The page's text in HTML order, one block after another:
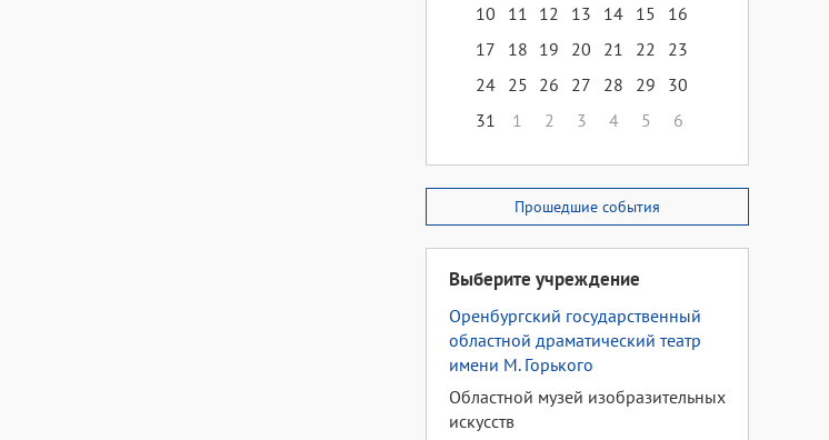
10
11 12 13 14 15
16
17
18 19 20 21 22
23
24 25 26 27 28 29
30
31
1 2 3 4 5 6
Прошедшие события
Выберите учреждение
Оренбургский государственный
областной драматический театр
имени М. Горького
Областной музей изобразительных
искусств